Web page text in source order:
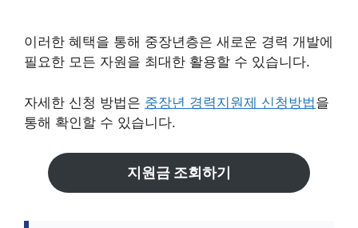
이러한 혜택을 통해 중장년층은 새로운 경력 개발에
필요한 모든 자원을 최대한 활용할 수 있습니다.
자세한 신청 방법은 중장년 경력지원제 신청방법을
통해 확인할 수 있습니다.
지원금 조회하기